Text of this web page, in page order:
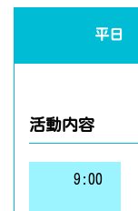
平日
活動内容
9:00